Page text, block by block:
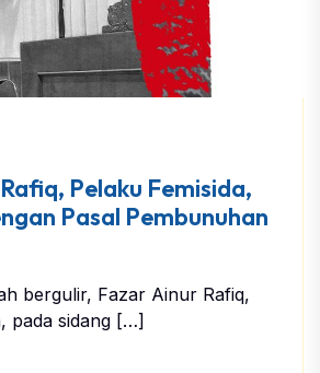
Pelaku Femisida,
Pasal Pembunuhan
bergulir, Fazar Ainur Rafiq,
pada sidang […]